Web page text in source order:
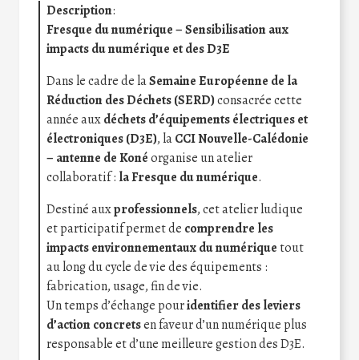
Description:
Fresque du numérique – Sensibilisation aux
impacts du numérique et des D3E
Dans le cadre de laSemaine Européenne de la
Réduction des Déchets (SERD)consacrée cette
année auxdéchets d’équipements électriques et
électroniques (D3E), laCCI Nouvelle-Calédonie
– antenne de Konéorganise un atelier
collaboratif : la Fresque du numérique.
Destiné auxprofessionnels, cet atelier ludique
et participatif permet de comprendre les
impacts environnementaux du numériquetout
au long du cycle de vie des équipements :
fabrication, usage, fin de vie.
Un temps d’échange pouridentifier des leviers
d’action concretsen faveur d’un numérique plus
responsable et d’une meilleure gestion des D3E.